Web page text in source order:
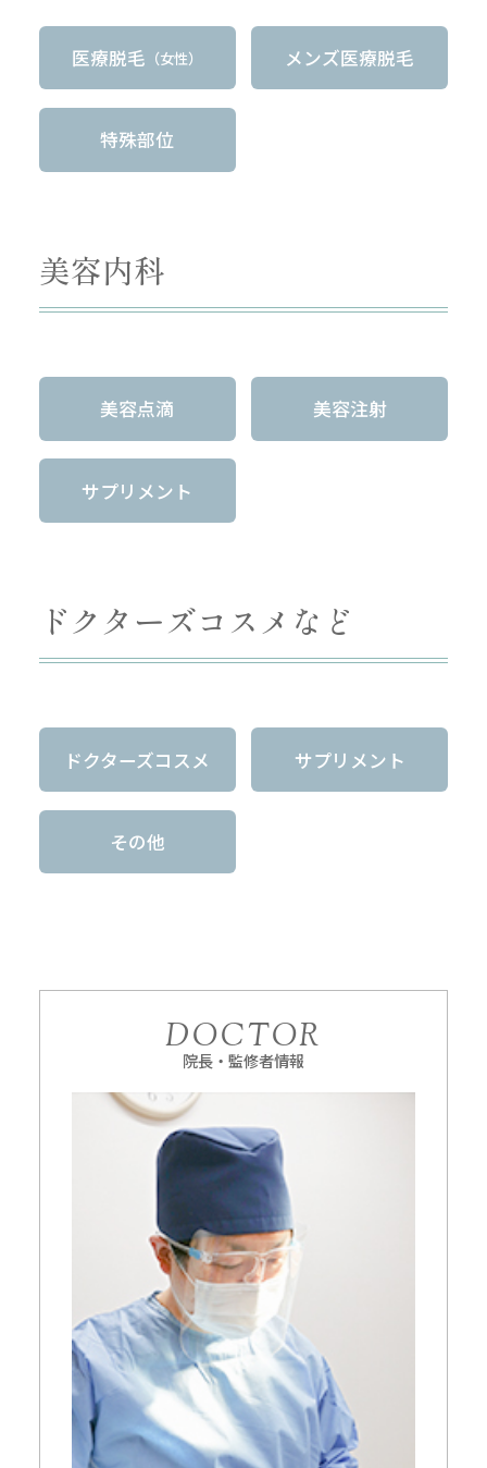
医療脱毛 （女性） メンズ医療脱毛
特殊部位
美容内科
美容点滴 美容注射
サプリメント
ドクターズコスメなど
ドクターズコスメ サプリメント
その他
DOCTOR
院長・監修者情報